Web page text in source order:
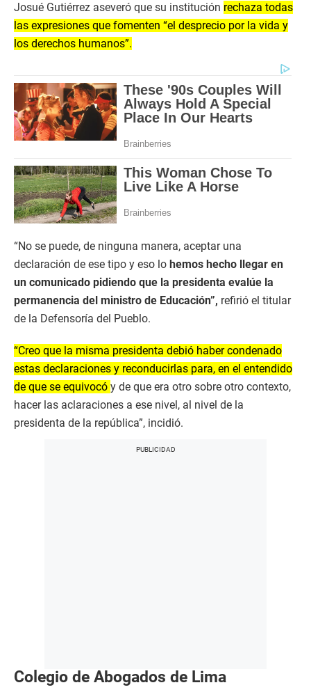
Josué Gutiérrez aseveró que su institución rechaza todas
las expresiones que fomenten “el desprecio por la vida y
los derechos humanos”.
“No se puede, de ninguna manera, aceptar una
declaración de ese tipo y eso lo hemos hecho llegar en
un comunicado pidiendo que la presidenta evalúe la
permanencia del ministro de Educación”, refirió el titular
de la Defensoría del Pueblo.
“Creo que la misma presidenta debió haber condenado
estas declaraciones y reconducirlas para, en el entendido
de que se equivocó y de que era otro sobre otro contexto,
hacer las aclaraciones a ese nivel, al nivel de la
presidenta de la república”, incidió.
Colegio de Abogados de Lima